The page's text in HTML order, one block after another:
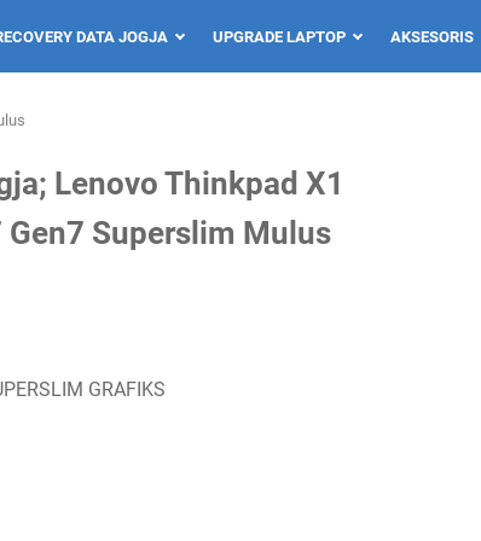
DATA JOGJA UPGRADE LAPTOP AKSESORIS
Lenovo Thinkpad X1
Gen7 Superslim Mulus
GRAFIKS